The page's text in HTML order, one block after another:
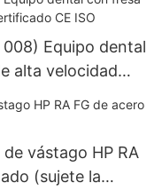
Equipo dental
alta velocidad
vástago HP RA
(sujete la